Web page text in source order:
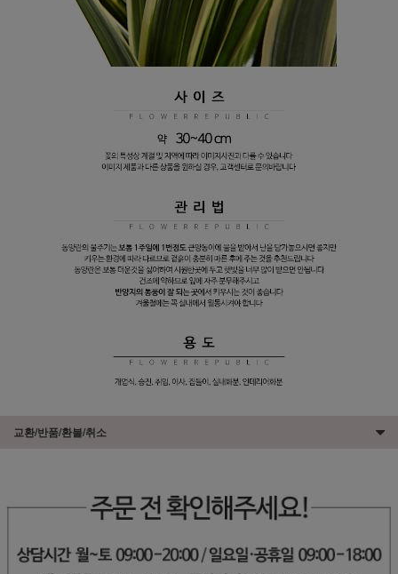
교환/반품/환불/취소